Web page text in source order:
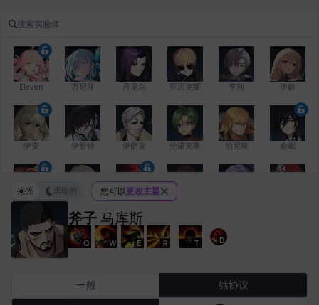
Eleven 万尼亚 丹尼尔 亚历克斯 亨利 伊娃
伊安 伊舒特 伊萨克 伦诺克斯 伯尼斯 俞岷
修凯 克雷弗
斧子 马库斯
Q W E R T D
光 黑暗的 您可以更改主题
一般 钴协议